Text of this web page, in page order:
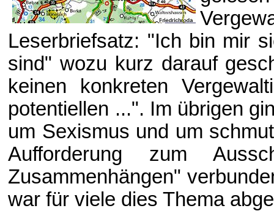
Leserbriefsatz: "Ich bin mir
sind" wozu kurz darauf
keinen konkreten
potentiellen ...". Im übrigen
um Sexismus und um
Aufforderung zum
Zusammenhängen"
war für viele dies Thema